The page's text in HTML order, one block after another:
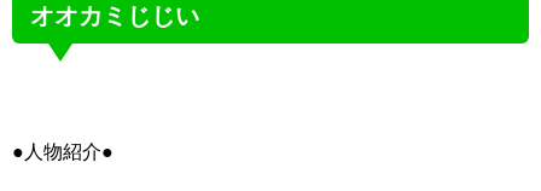
オオカミじじい
●人物紹介●